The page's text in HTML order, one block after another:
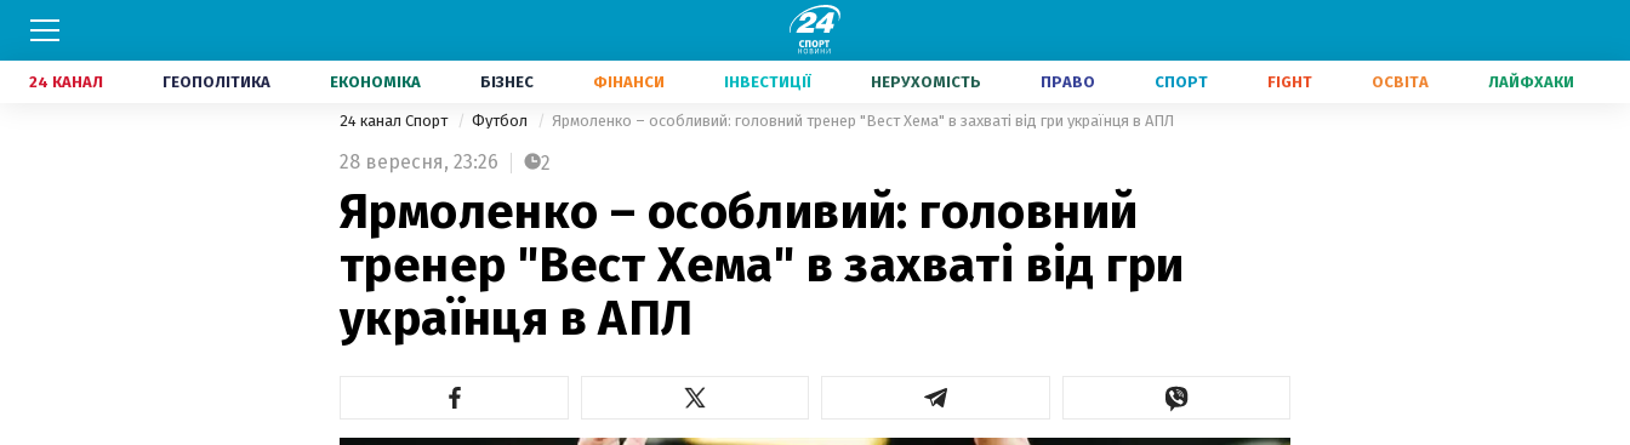
24 КАНАЛ ГЕОПОЛІТИКА ЕКОНОМІКА БІЗНЕС ФІНАНСИ ІНВЕСТИЦІЇ НЕРУХОМІСТЬ ПРАВО СПОРТ FIGHT ОСВІТА ЛАЙФХАКИ
24 канал Спорт Футбол Ярмоленко – особливий: головний тренер "Вест Хема" в захваті від гри українця в АПЛ
28 вересня, 23:26 2
Ярмоленко – особливий: головний
тренер "Вест Хема" в захваті від гри
українця в АПЛ